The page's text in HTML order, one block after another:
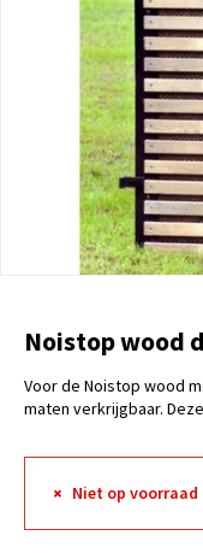
Noistop wood
Voor de Noistop wood
maten verkrijgbaar.
Niet op voorraad